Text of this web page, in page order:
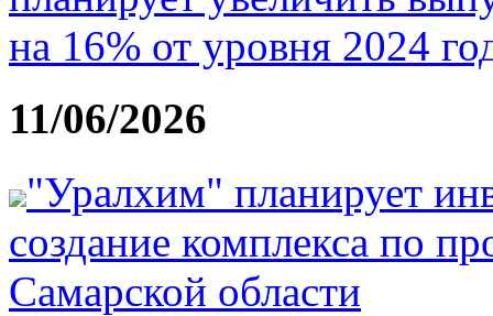
на 16% от уровня 2024
11/06/2026
"Уралхим" планирует
создание комплекса по
Самарской области